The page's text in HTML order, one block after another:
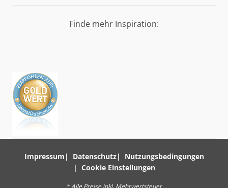
Finde mehr Inspiration:
Impressum Datenschutz
Nutzungsbedingungen
Cookie Einstellungen